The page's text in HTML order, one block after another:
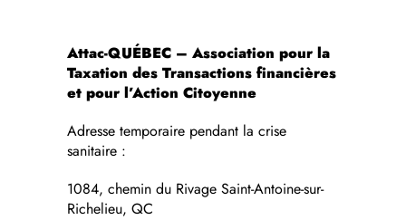
Attac-QUÉBEC – Association pour la
Taxation des Transactions financières
et pour l’Action Citoyenne
Adresse temporaire pendant la crise
sanitaire :
1084, chemin du Rivage Saint-Antoine-sur-
Richelieu, QC